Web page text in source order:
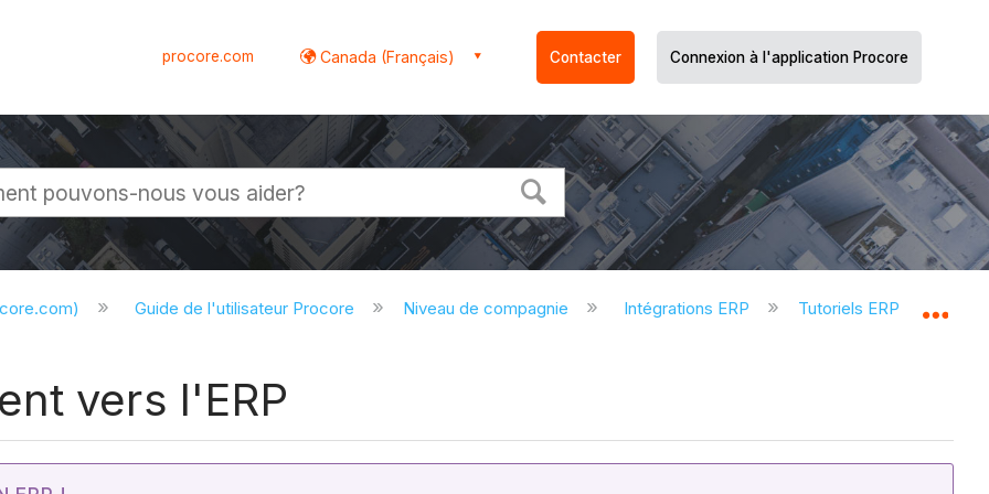
procore.com Canada (Français) Contacter Connexion à l'application Procore
Guide de l'utilisateur Procore Niveau de compagnie Intégrations ERP Tutoriels ERP
vers l'ERP